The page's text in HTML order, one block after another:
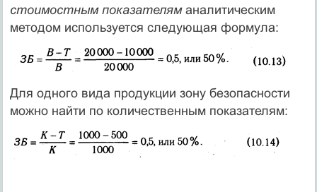
стоимостным показателяманалитическим
методом используется следующая формула:
Для одного вида продукции зону безопасности
можно найти по количественным показателям: